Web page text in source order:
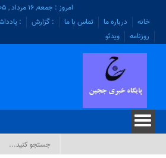
امروز : جمعه, ۱۶ مرداد , ۱۴۰۵
خانه
درباره ما تماس با ما : گزارش :
روزنامه
ویدئو